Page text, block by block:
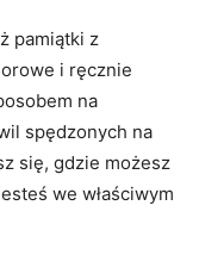
​pamiątki z
i ręcznie
na
‌spędzonych na
​się, gdzie możesz‌
we ⁣właściwym